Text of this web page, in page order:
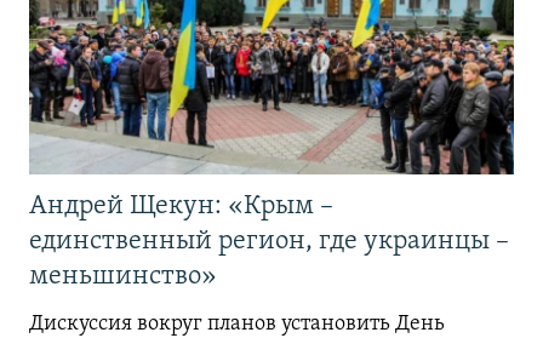
Андрей Щекун: «Крым –
единственный регион, где украинцы –
меньшинство»
Дискуссия вокруг планов установить День